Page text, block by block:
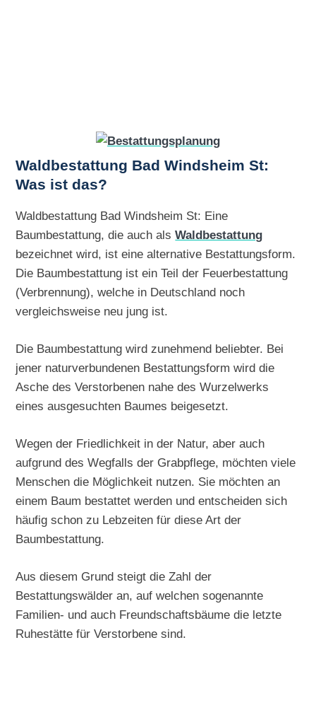
Waldbestattung Bad Windsheim St:
Was ist das?
Waldbestattung Bad Windsheim St: Eine
Baumbestattung, die auch alsWaldbestattung
bezeichnet wird, ist eine alternative Bestattungsform.
Die Baumbestattung ist ein Teil der Feuerbestattung
(Verbrennung), welche in Deutschland noch
vergleichsweise neu jung ist.
Die Baumbestattung wird zunehmend beliebter. Bei
jener naturverbundenen Bestattungsform wird die
Asche des Verstorbenen nahe des Wurzelwerks
eines ausgesuchten Baumes beigesetzt.
Wegen der Friedlichkeit in der Natur, aber auch
aufgrund des Wegfalls der Grabpflege, möchten viele
Menschen die Möglichkeit nutzen. Sie möchten an
einem Baum bestattet werden und entscheiden sich
häufig schon zu Lebzeiten für diese Art der
Baumbestattung.
Aus diesem Grund steigt die Zahl der
Bestattungswälder an, auf welchen sogenannte
Familien- und auch Freundschaftsbäume die letzte
Ruhestätte für Verstorbene sind.